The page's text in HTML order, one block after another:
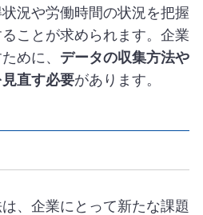
況や労働時間の状況を把握
ことが求められます。企業
めに、 データの収集方法や
直す必要があります。
、企業にとって新たな課題